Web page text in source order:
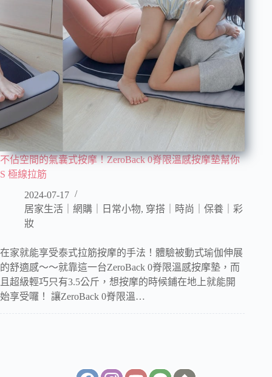
不佔空間的氣囊式按摩！ZeroBack 0脊限溫感按摩墊幫你
S 極線拉筋
2024-07-17
居家生活｜網購｜日常小物, 穿搭｜時尚｜保養｜彩
妝
在家就能享受泰式拉筋按摩的手法！體驗被動式瑜伽伸展
的舒適感～～就靠這一台ZeroBack 0脊限溫感按摩墊，而
且超級輕巧只有3.5公斤，想按摩的時候鋪在地上就能開
始享受囉！ 讓ZeroBack 0脊限溫…